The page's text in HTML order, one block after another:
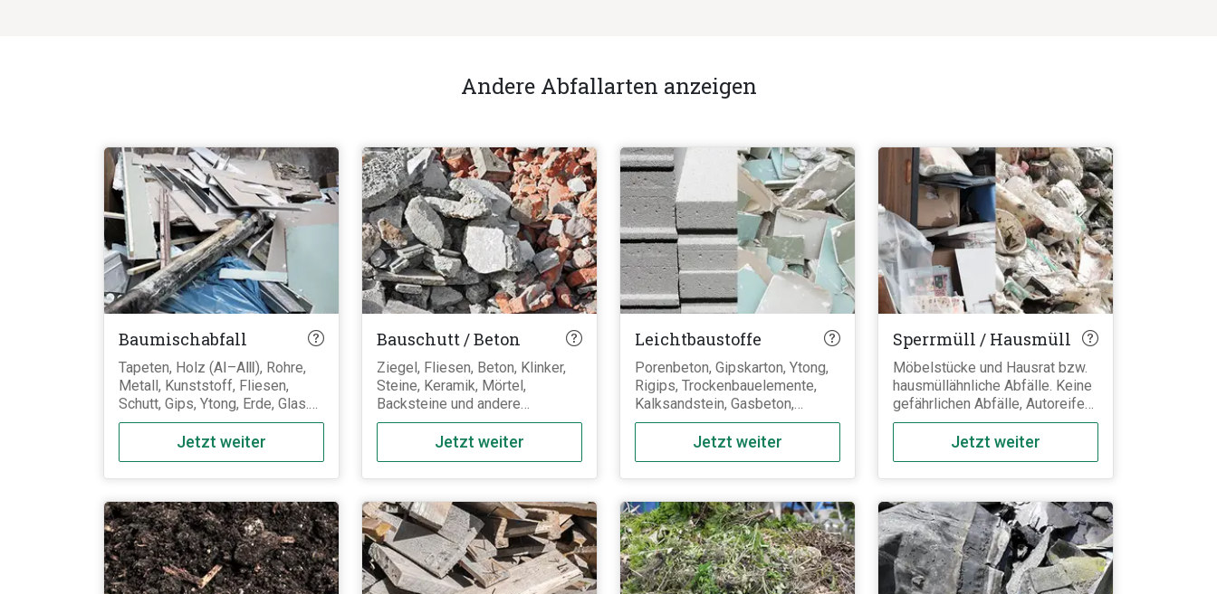
Andere Abfallarten anzeigen
Baumischabfall
Tapeten, Holz (AⅠ–AⅢ), Rohre,
Metall, Kunststoff, Fliesen,
Schutt, Gips, Ytong, Erde, Glas.
Es kann all das rein, was bei
Baumaßnahmen eines Hauses
anfällt, außer gefährliche sowie
Sonderabfälle (z.B. Dämmung
Jetzt weiter
Bauschutt / Beton
Ziegel, Fliesen, Beton, Klinker,
Steine, Keramik, Mörtel,
Backsteine und andere
ausschließlich mineralische
Materialien. Gips bzw.
Porenbeton und Kalksandstein
gehören nicht zum Bauschutt
Leichtbaustoffen, müssen
getrennt entsorgt werden und
können nicht mit anderen
mineralischen Materialien
vermischt werden.
Jetzt weiter
Leichtbaustoffe
Porenbeton, Gipskarton, Ytong,
Rigips, Trockenbauelemente,
Kalksandstein, Gasbeton,
Bimsstein, Mauersteine aus
Porenbeton (Blocksteine,
Plansteine) sowie alle weiteren
Leichtbaustoffe und
Jetzt weiter
Sperrmüll / Hausmüll
Möbelstücke und Hausrat bzw.
hausmüllähnliche Abfälle. Keine
gefährlichen Abfälle, Autoreifen,
Batterien, Kühlschränke,
Elektrogeräte, o.Ä.
Jetzt weiter